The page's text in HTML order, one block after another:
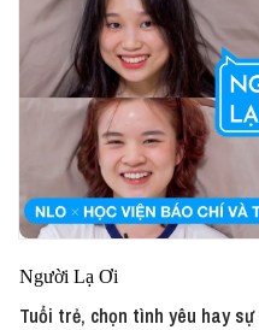
Người Lạ Ơi
Tuổi trẻ, chọn tình yêu hay